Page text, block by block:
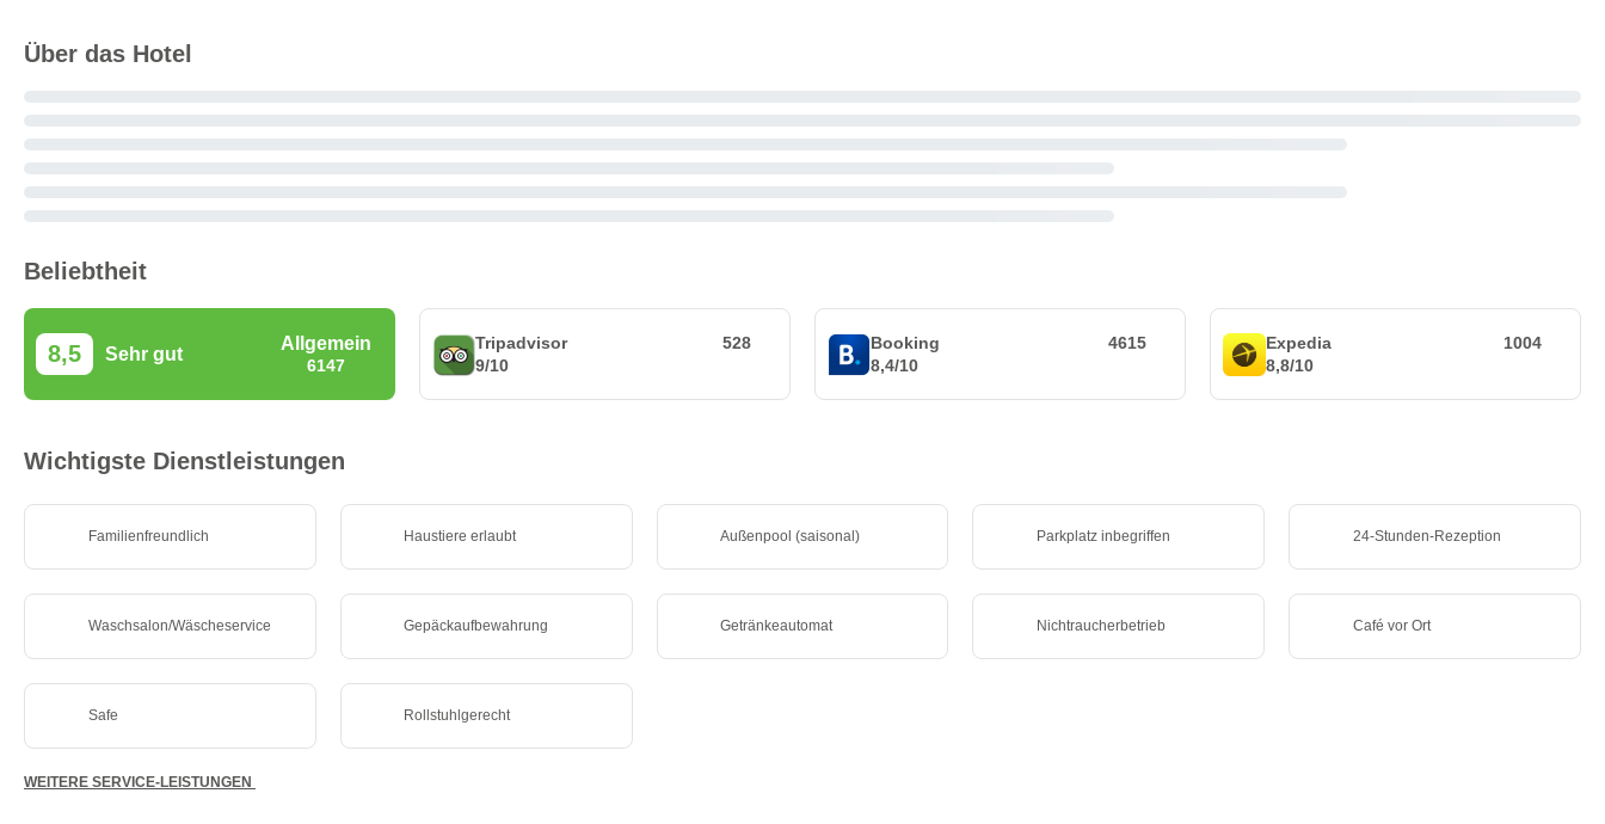
Über das Hotel
Beliebtheit
8,5 Sehr gut Allgemein
6147
Tripadvisor
9/10
528
Booking
8,4/10
4615
Expedia
8,8/10
1004
Wichtigste Dienstleistungen
Familienfreundlich Haustiere erlaubt Außenpool (saisonal) Parkplatz inbegriffen 24-Stunden-Rezeption
Waschsalon/Wäscheservice Gepäckaufbewahrung Getränkeautomat Nichtraucherbetrieb Café vor Ort
Safe Rollstuhlgerecht
WEITERE SERVICE-LEISTUNGEN